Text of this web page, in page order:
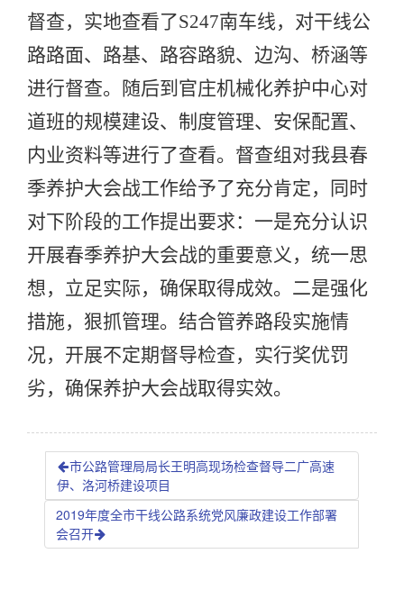
督查，实地查看了S247南车线，对干线公
路路面、路基、路容路貌、边沟、桥涵等
进行督查。随后到官庄机械化养护中心对
道班的规模建设、制度管理、安保配置、
内业资料等进行了查看。督查组对我县春
季养护大会战工作给予了充分肯定，同时
对下阶段的工作提出要求：一是充分认识
开展春季养护大会战的重要意义，统一思
想，立足实际，确保取得成效。二是强化
措施，狠抓管理。结合管养路段实施情
况，开展不定期督导检查，实行奖优罚
劣，确保养护大会战取得实效。
市公路管理局局长王明高现场检查督导二广高速
伊、洛河桥建设项目
2019年度全市干线公路系统党风廉政建设工作部署
会召开